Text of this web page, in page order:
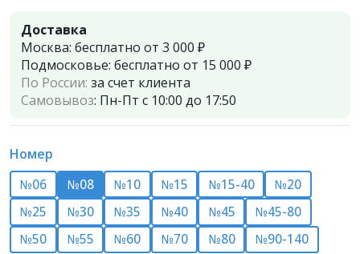
Доставка
Москва: бесплатно от 3 000 ₽
Подмосковье: бесплатно от 15 000 ₽
По России: за счет клиента
Самовывоз: Пн-Пт с 10:00 до 17:50
Номер
№06 №08 №10 №15 №15-40
№20
№25
№30 №35 №40 №45
№45-80
№50
№55 №60 №70 №80 №90-140